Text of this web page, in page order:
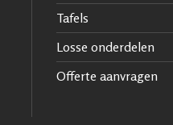
Tafels
Losse onderdelen
Offerte aanvragen